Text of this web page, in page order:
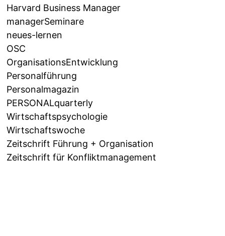
Harvard Business Manager
managerSeminare
neues-lernen
OSC
OrganisationsEntwicklung
Personalführung
Personalmagazin
PERSONALquarterly
Wirtschaftspsychologie
Wirtschaftswoche
Zeitschrift Führung + Organisation
Zeitschrift für Konfliktmanagement